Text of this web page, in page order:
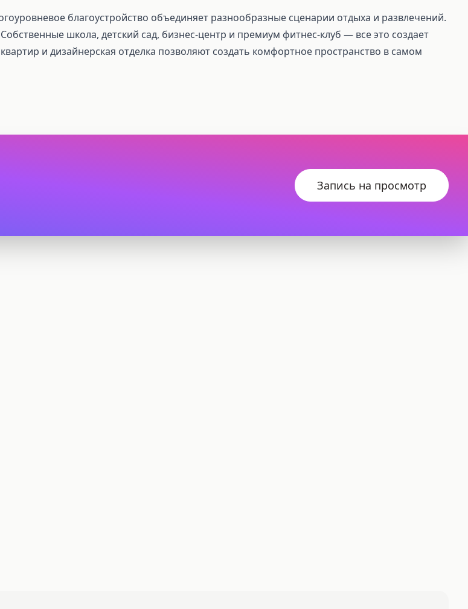
благоустройство объединяет разнообразные сценарии отдыха и развлечений.
школа, детский сад, бизнес-центр и премиум фитнес-клуб — все это создает
и дизайнерская отделка позволяют создать комфортное пространство в самом
Запись на просмотр